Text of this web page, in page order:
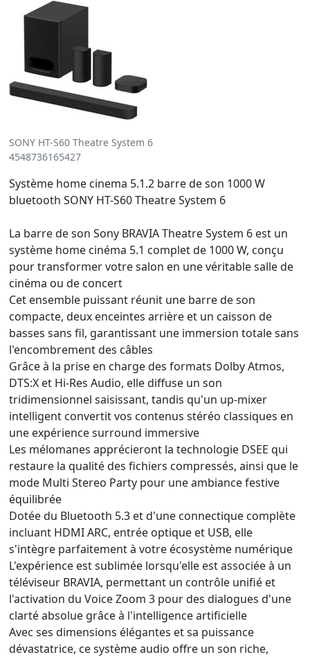
SONY HT-S60 Theatre System 6
4548736165427
Système home cinema 5.1.2 barre de son 1000 W
bluetooth SONY HT-S60 Theatre System 6
La barre de son Sony BRAVIA Theatre System 6 est un
système home cinéma 5.1 complet de 1000 W, conçu
pour transformer votre salon en une véritable salle de
cinéma ou de concert
Cet ensemble puissant réunit une barre de son
compacte, deux enceintes arrière et un caisson de
basses sans fil, garantissant une immersion totale sans
l'encombrement des câbles
Grâce à la prise en charge des formats Dolby Atmos,
DTS:X et Hi-Res Audio, elle diffuse un son
tridimensionnel saisissant, tandis qu'un up-mixer
intelligent convertit vos contenus stéréo classiques en
une expérience surround immersive
Les mélomanes apprécieront la technologie DSEE qui
restaure la qualité des fichiers compressés, ainsi que le
mode Multi Stereo Party pour une ambiance festive
équilibrée
Dotée du Bluetooth 5.3 et d'une connectique complète
incluant HDMI ARC, entrée optique et USB, elle
s'intègre parfaitement à votre écosystème numérique
L'expérience est sublimée lorsqu'elle est associée à un
téléviseur BRAVIA, permettant un contrôle unifié et
l'activation du Voice Zoom 3 pour des dialogues d'une
clarté absolue grâce à l'intelligence artificielle
Avec ses dimensions élégantes et sa puissance
dévastatrice, ce système audio offre un son riche,